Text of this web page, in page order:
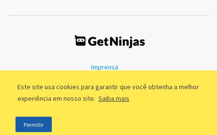
Este site usa cookies para garantir que você obtenha a melhor
experiência em nosso site. Saiba mais
Permitir
Imprensa
Política de Privacidade
©2011 - 2026, GetNinjas LTDA. CNPJ 55.744.877/0001-89 - Rua Dr.